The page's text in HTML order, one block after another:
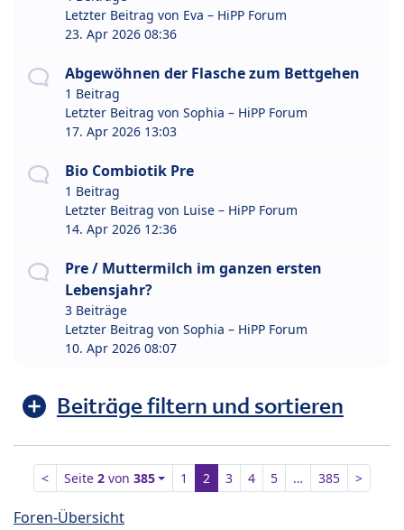
Letzter Beitrag von Eva – HiPP Forum
23. Apr 2026 08:36
Abgewöhnen der Flasche zum Bettgehen
1 Beitrag
Letzter Beitrag von Sophia – HiPP Forum
17. Apr 2026 13:03
Bio Combiotik Pre
1 Beitrag
Letzter Beitrag von Luise – HiPP Forum
14. Apr 2026 12:36
Pre / Muttermilch im ganzen ersten
Lebensjahr?
3 Beiträge
Letzter Beitrag von Sophia – HiPP Forum
10. Apr 2026 08:07
Beiträge filtern und sortieren
< Seite 2von 385 1 2 3 4 5 … 385 >
Foren-Übersicht